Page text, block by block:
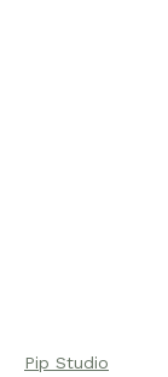
Pip Studio